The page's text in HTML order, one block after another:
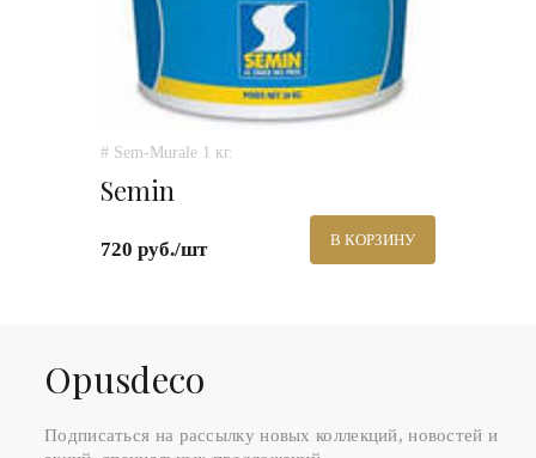
# Sem-Murale 1 кг.
Semin
720 руб./шт В КОРЗИНУ
Оpusdeco
Подписаться на рассылку новых коллекций, новостей и